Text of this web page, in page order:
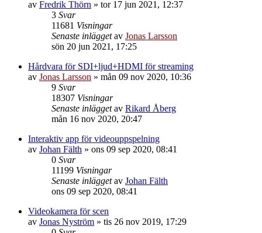
av Fredrik Thörn » tor 17 jun 2021, 12:37
3 Svar
11681 Visningar
Senaste inläggetav Jonas Larsson
sön 20 jun 2021, 17:25
Hårdvara för SDI+ljud+HDMI för streaming
av Jonas Larsson » mån 09 nov 2020, 10:36
9 Svar
18307 Visningar
Senaste inläggetav Rikard Åberg
mån 16 nov 2020, 20:47
Interaktiv app för videouppspelning
av Johan Fälth » ons 09 sep 2020, 08:41
0 Svar
11199 Visningar
Senaste inläggetav Johan Fälth
ons 09 sep 2020, 08:41
Videokamera för scen
av Jonas Nyström » tis 26 nov 2019, 17:29